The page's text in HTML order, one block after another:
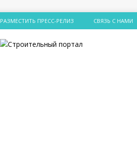
РАЗМЕСТИТЬ ПРЕСС-РЕЛИЗ СВЯЗЬ С НАМИ